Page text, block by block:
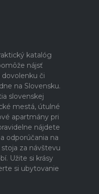
katalóg
nájsť
či
na Slovensku.
slovenskej
mestá, útulné
apartmány pri
nájdete
odporúčania na
za návštevu
Užite si krásy
si ubytovanie